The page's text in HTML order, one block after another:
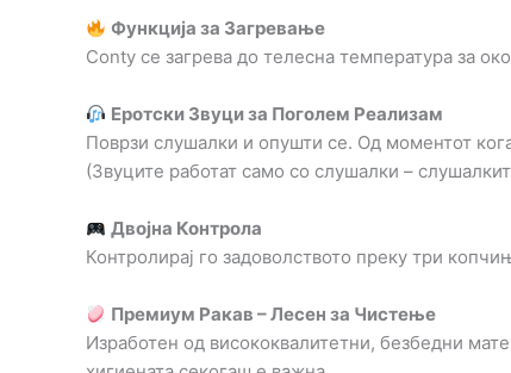
Функција за Загревање
Conty се загрева до телесна температура за
Еротски Звуци за Поголем Реализам
Поврзи слушалки и опушти се. Од моментот
(Звуците работат само со слушалки –
Двојна Контрола
Контролирај го задоволството преку три
Премиум Ракав – Лесен за Чистење
Изработен од висококвалитетни, безбедни